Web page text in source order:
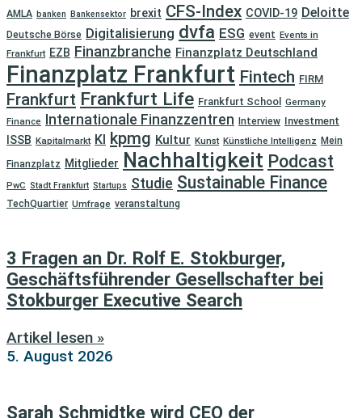
AMLA banken Bankensektor brexit CFS-Index COVID-19 Deloitte
Deutsche Börse Digitalisierung dvfa ESG event Events in
Frankfurt EZB Finanzbranche Finanzplatz Deutschland
Finanzplatz Frankfurt Fintech FIRM
Frankfurt Frankfurt Life Frankfurt School Germany
Finance Internationale Finanzzentren Interview Investment
ISSB Kapitalmarkt KI kpmg Kultur Kunst Künstliche Intelligenz Mein
Finanzplatz Mitglieder Nachhaltigkeit Podcast
PwC Stadt Frankfurt Startups Studie Sustainable Finance
TechQuartier Umfrage veranstaltung
3 Fragen an Dr. Rolf E. Stokburger,
Geschäftsführender Gesellschafter bei
Stokburger Executive Search
Artikel lesen »
5. August 2026
Sarah Schmidtke wird CEO der